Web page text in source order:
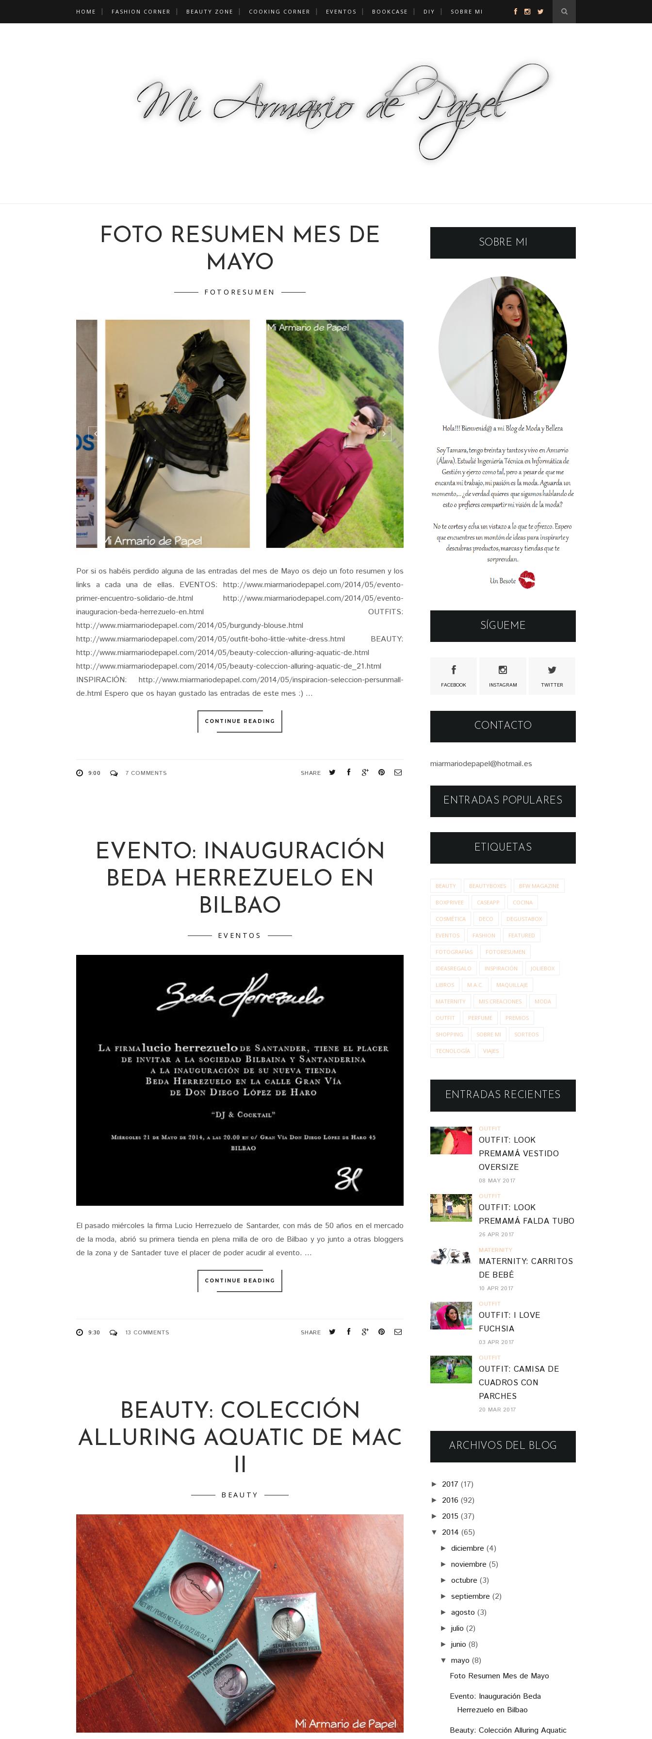
HOME FASHION CORNER BEAUTY ZONE COOKING CORNER EVENTOS BOOKCASE DIY SOBRE MI
FOTO RESUMEN MES DE
MAYO
FOTORESUMEN
Por si os habéis perdido alguna de las entradas del mes de Mayo os dejo un foto resumen y los
links a cada una de ellas. EVENTOS: http://www.miarmariodepapel.com/2014/05/evento-
primer-encuentro-solidario-de.html http://www.miarmariodepapel.com/2014/05/evento-
inauguracion-beda-herrezuelo-en.html OUTFITS:
http://www.miarmariodepapel.com/2014/05/burgundy-blouse.html
http://www.miarmariodepapel.com/2014/05/outfit-boho-little-white-dress.html BEAUTY:
http://www.miarmariodepapel.com/2014/05/beauty-coleccion-alluring-aquatic-de.html
http://www.miarmariodepapel.com/2014/05/beauty-coleccion-alluring-aquatic-de_21.html
INSPIRACIÓN: http://www.miarmariodepapel.com/2014/05/inspiracion-seleccion-persunmall-
de.html Espero que os hayan gustado las entradas de este mes :) ...
CONTINUE READING
9:00 7 COMMENTS SHARE
EVENTO: INAUGURACIÓN
BEDA HERREZUELO EN
BILBAO
EVENTOS
El pasado miércoles la firma Lucio Herrezuelo de Santarder, con más de 50 años en el mercado
de la moda, abrió su primera tienda en plena milla de oro de Bilbao y yo junto a otras bloggers
de la zona y de Santader tuve el placer de poder acudir al evento. ...
CONTINUE READING
9:30 13 COMMENTS SHARE
BEAUTY: COLECCIÓN
ALLURING AQUATIC DE MAC
II
BEAUTY
SOBRE MI
SÍGUEME
FACEBOOK INSTAGRAM TWITTER
CONTACTO
miarmariodepapel@hotmail.es
ENTRADAS POPULARES
ETIQUETAS
BEAUTY BEAUTYBOXES BFW MAGAZINE
BOXPRIVEE CASEAPP COCINA
COSMÉTICA DECO DEGUSTABOX
EVENTOS FASHION FEATURED
FOTOGRAFÍAS FOTORESUMEN
IDEASREGALO INSPIRACIÓN JOLIEBOX
LIBROS M.A.C. MAQUILLAJE
MATERNITY MIS CREACIONES MODA
OUTFIT PERFUME PREMIOS
SHOPPING SOBRE MI SORTEOS
TECNOLOGÍA VIAJES
ENTRADAS RECIENTES
OUTFIT
OUTFIT: LOOK
PREMAMÁ VESTIDO
OVERSIZE
08 MAY 2017
OUTFIT
OUTFIT: LOOK
PREMAMÁ FALDA TUBO
26 APR 2017
MATERNITY
MATERNITY: CARRITOS
DE BEBÉ
10 APR 2017
OUTFIT
OUTFIT: I LOVE
FUCHSIA
03 APR 2017
OUTFIT
OUTFIT: CAMISA DE
CUADROS CON
PARCHES
20 MAR 2017
ARCHIVOS DEL BLOG
► 2017 (17)
► 2016 (92)
► 2015 (37)
▼ 2014 (65)
►diciembre (4)
►noviembre (5)
►octubre (3)
►septiembre (2)
►agosto (3)
►julio (2)
►junio (8)
▼ mayo (8)
Foto Resumen Mes de Mayo
Evento: Inauguración Beda
Herrezuelo en Bilbao
Beauty: Colección Alluring Aquatic